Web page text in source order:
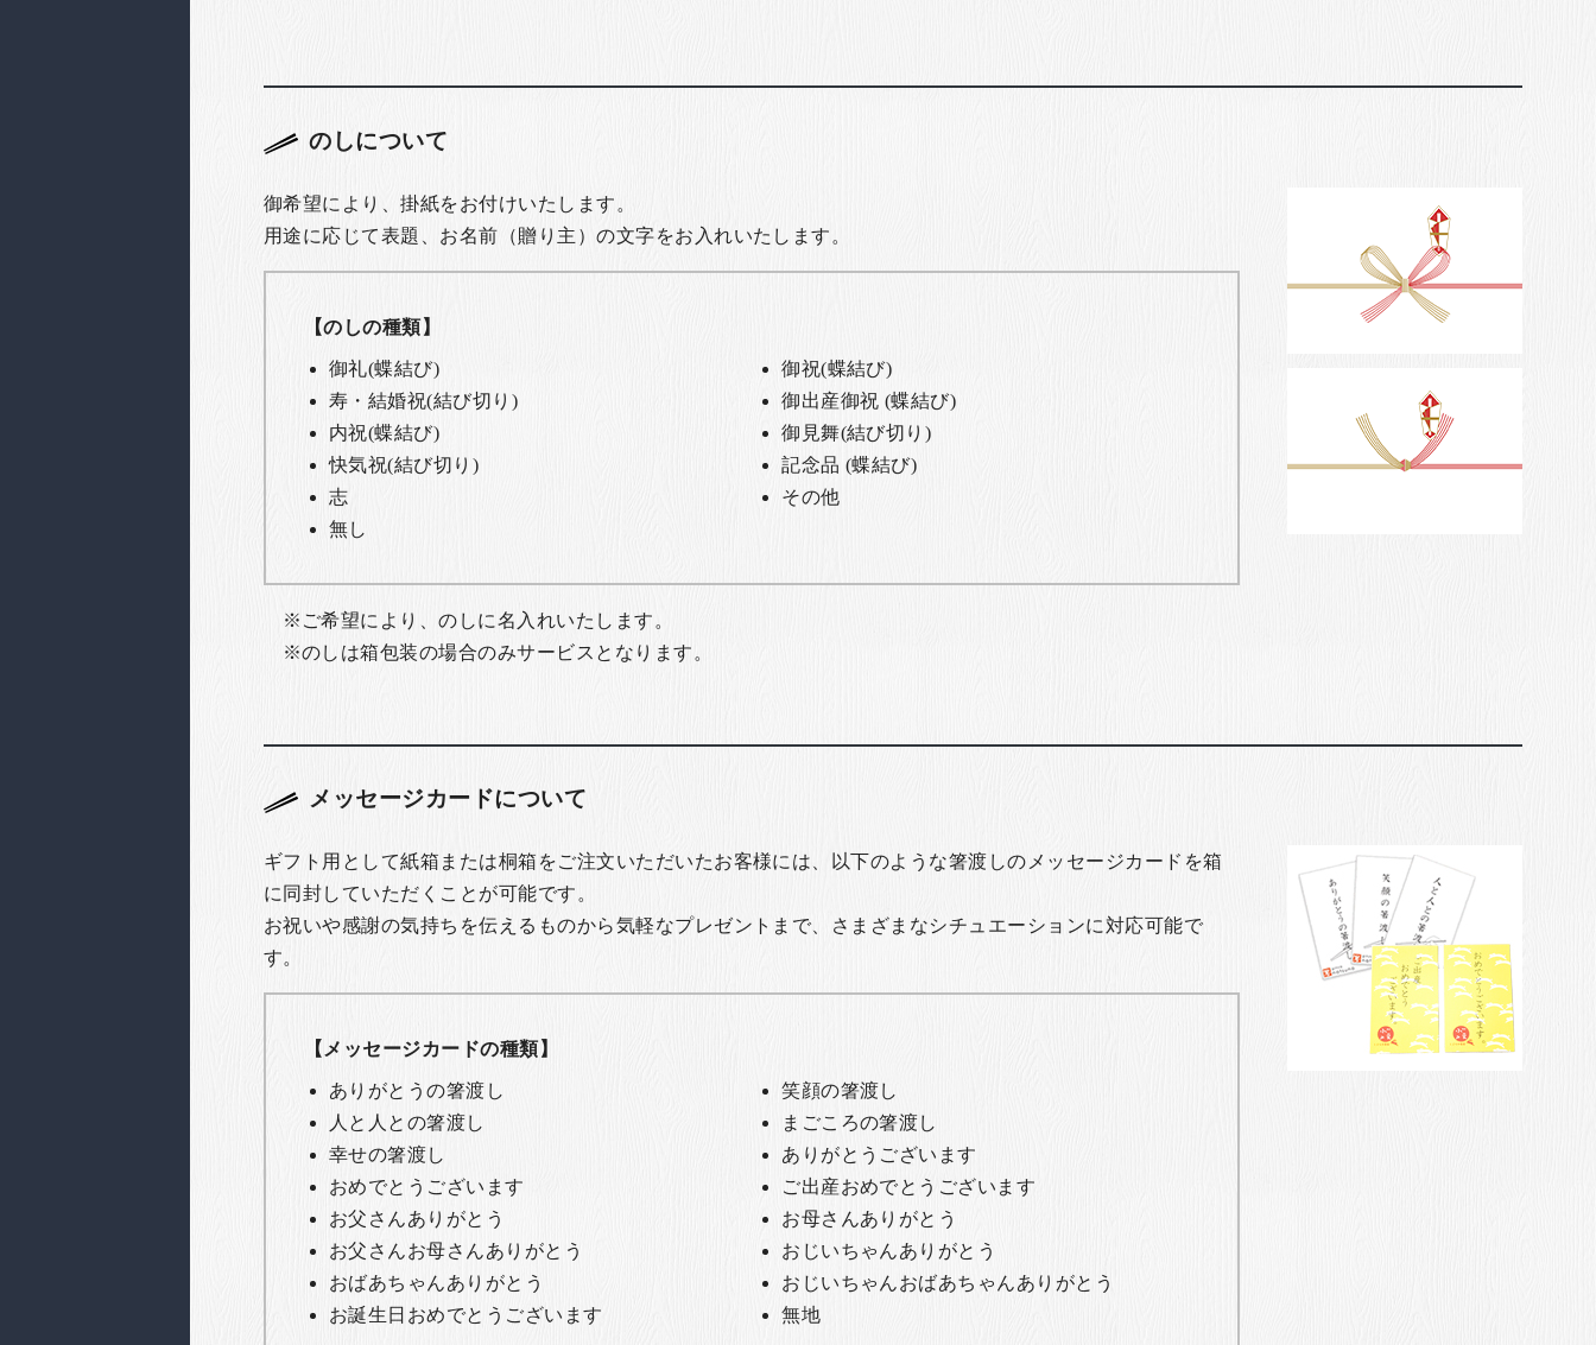
のしについて
御希望により、掛紙をお付けいたします。
用途に応じて表題、お名前（贈り主）の文字をお入れいたします。
【のしの種類】
御礼(蝶結び)
御祝(蝶結び)
寿・結婚祝(結び切り)
御出産御祝 (蝶結び)
内祝(蝶結び)
御見舞(結び切り)
快気祝(結び切り)
記念品 (蝶結び)
志
その他
無し
ご希望により、のしに名入れいたします。
のしは箱包装の場合のみサービスとなります。
メッセージカードについて
ギフト用として紙箱または桐箱をご注文いただいたお客様には、以下のような箸渡しのメッセージカードを箱
に同封していただくことが可能です。
お祝いや感謝の気持ちを伝えるものから気軽なプレゼントまで、さまざまなシチュエーションに対応可能で
す。
【メッセージカードの種類】
ありがとうの箸渡し
笑顔の箸渡し
人と人との箸渡し
まごころの箸渡し
幸せの箸渡し
ありがとうございます
おめでとうございます
ご出産おめでとうございます
お父さんありがとう
お母さんありがとう
お父さんお母さんありがとう
おじいちゃんありがとう
おばあちゃんありがとう
おじいちゃんおばあちゃんありがとう
お誕生日おめでとうございます
無地